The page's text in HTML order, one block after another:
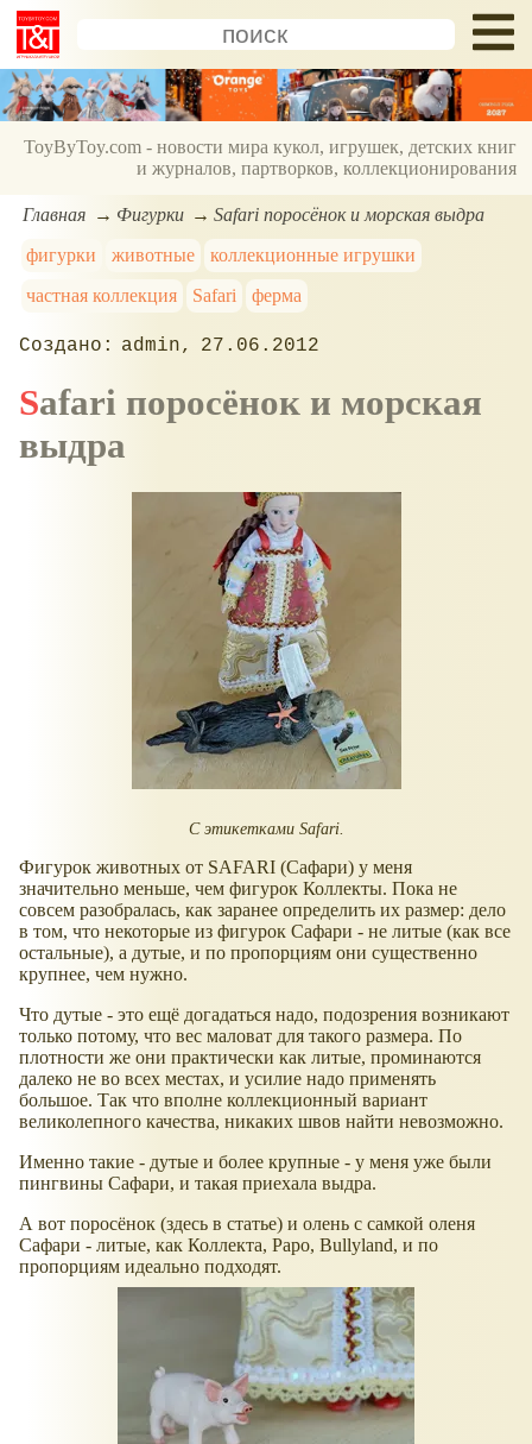
ToyByToy.com - новости мира кукол, игрушек, детских книг
и журналов, партворков, коллекционирования
Главная Фигурки
Safari поросёнок и морская выдра
фигурки
животные
коллекционные игрушки
частная коллекция
Safari ферма
admin 27.06.2012
Safari поросёнок и морская
выдра
С этикетками Safari.
Фигурок животных от SAFARI (Сафари) у меня
значительно меньше, чем фигурок Коллекты. Пока не
совсем разобралась, как заранее определить их размер: дело
в том, что некоторые из фигурок Сафари - не литые (как все
остальные), а дутые, и по пропорциям они существенно
крупнее, чем нужно.
Что дутые - это ещё догадаться надо, подозрения возникают
только потому, что вес маловат для такого размера. По
плотности же они практически как литые, проминаются
далеко не во всех местах, и усилие надо применять
большое. Так что вполне коллекционный вариант
великолепного качества, никаких швов найти невозможно.
Именно такие - дутые и более крупные - у меня уже были
пингвины Сафари, и такая приехала выдра.
А вот поросёнок (здесь в статье) и олень с самкой оленя
Сафари - литые, как Коллекта, Papo, Bullyland, и по
пропорциям идеально подходят.